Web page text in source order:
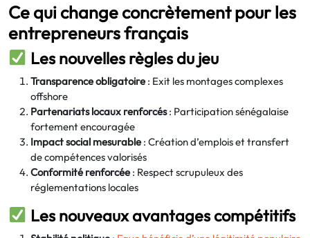
Ce qui change concrètement pour les
entrepreneurs français
Les nouvelles règles du jeu
Transparence obligatoire: Exit les montages complexes
offshore
Partenariats locaux renforcés: Participation sénégalaise
fortement encouragée
Impact social mesurable: Création d’emplois et transfert
de compétences valorisés
Conformité renforcée: Respect scrupuleux des
réglementations locales
Les nouveaux avantages compétitifs